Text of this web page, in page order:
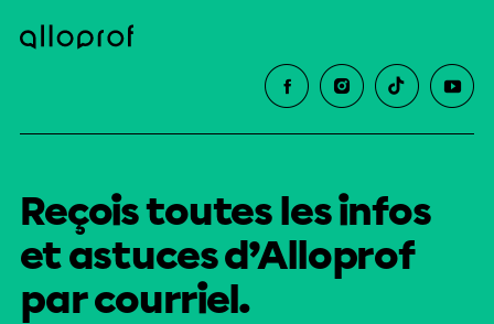
Reçois toutes les infos
et astuces d’Alloprof
par courriel.